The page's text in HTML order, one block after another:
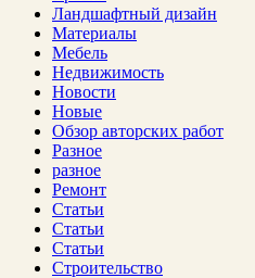
Ландшафтный дизайн
Материалы
Мебель
Недвижимость
Новости
Новые
Обзор авторских работ
Разное
разное
Ремонт
Статьи
Статьи
Статьи
Строительство